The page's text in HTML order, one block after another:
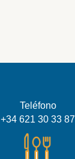
Teléfono
+34 621 30 33 87